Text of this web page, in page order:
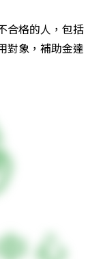
合格的人，包括
對象，補助金達